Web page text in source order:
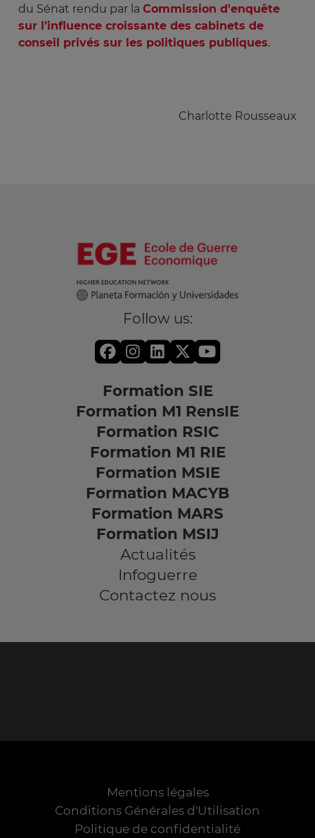
du Sénat rendu par la Commission d'enquête
sur l’influence croissante des cabinets de
conseil privés sur les politiques publiques.
Charlotte Rousseaux
Follow us:
Formation SIE
Formation M1 RensIE
Formation RSIC
Formation M1 RIE
Formation MSIE
Formation MACYB
Formation MARS
Formation MSIJ
Actualités
Infoguerre
Contactez nous
Mentions légales
Conditions Générales d'Utilisation
Politique de confidentialité